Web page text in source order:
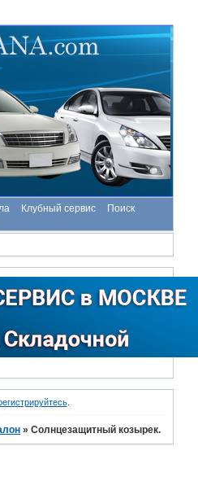
Клубный сервис
Поиск
.
»Солнцезащитный козырек.